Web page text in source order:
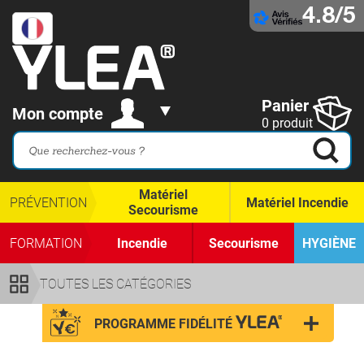
4.8/5
Mon compte Panier
0 produit
TOUTES LES CATÉGORIES
PRÉVENTION
Matériel
Secourisme
Matériel Incendie
FORMATION Incendie Secourisme HYGIÈNE
PROGRAMME FIDÉLITÉ